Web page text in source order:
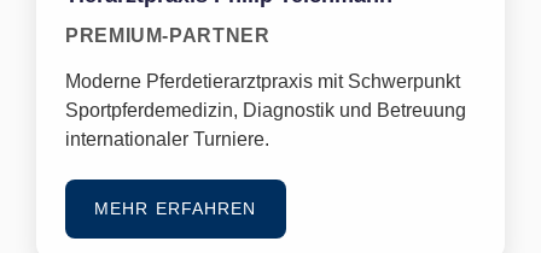
PREMIUM-PARTNER
Moderne Pferdetierarztpraxis mit Schwerpunkt
Sportpferdemedizin, Diagnostik und Betreuung
internationaler Turniere.
MEHR ERFAHREN